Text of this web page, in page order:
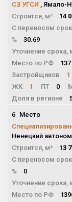
СЗ УГСИ , Ямало-
Строится, м²
14
С переносом
%
30.69
Уточнение срока,
Место по РФ
Застройщиков
1
ЖК
1 ПТ 0
Доля в регионе
6 Место
Ненецкий
Строится, м²
13
С переносом
%
0
Уточнение срока,
Место по РФ